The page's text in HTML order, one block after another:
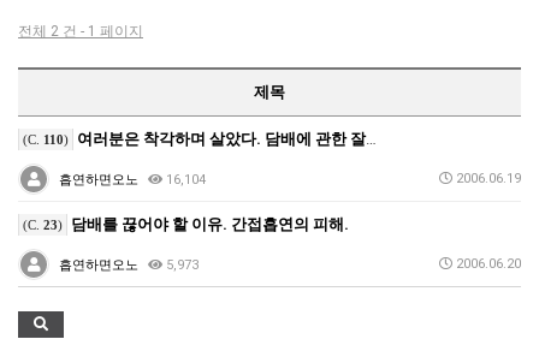
전체 2 건 - 1 페이지
제목
(C. 110) 여러분은 착각하며 살았다. 담배에 관한 잘못된 상식
흡연하면오노 16,104 2006.06.19
(C. 23) 담배를 끊어야 할 이유. 간접흡연의 피해.
흡연하면오노 5,973 2006.06.20